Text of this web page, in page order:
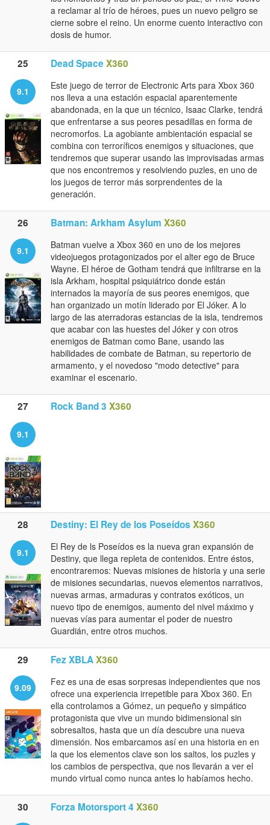
a reclamar al trío de héroes, pues un nuevo peligro se
cierne sobre el reino. Un enorme cuento interactivo con
dosis de humor.
25 Dead Space X360
9.1
Este juego de terror de Electronic Arts para Xbox 360
nos lleva a una estación espacial aparentemente
abandonada, en la que un técnico, Isaac Clarke, tendrá
que enfrentarse a sus peores pesadillas en forma de
necromorfos. La agobiante ambientación espacial se
combina con terroríficos enemigos y situaciones, que
tendremos que superar usando las improvisadas armas
que nos encontremos y resolviendo puzles, en uno de
los juegos de terror más sorprendentes de la
generación.
26 Batman: Arkham Asylum X360
9.1
Batman vuelve a Xbox 360 en uno de los mejores
videojuegos protagonizados por el alter ego de Bruce
Wayne. El héroe de Gotham tendrá que infiltrarse en la
isla Arkham, hospital psiquiátrico donde están
internados la mayoría de sus peores enemigos, que
han organizado un motín liderado por El Jóker. A lo
largo de las aterradoras estancias de la isla, tendremos
que acabar con las huestes del Jóker y con otros
enemigos de Batman como Bane, usando las
habilidades de combate de Batman, su repertorio de
armamento, y el novedoso "modo detective" para
examinar el escenario.
27 Rock Band 3 X360
9.1
28 Destiny: El Rey de los Poseídos X360
9.1
El Rey de ls Poseídos es la nueva gran expansión de
Destiny, que llega repleta de contenidos. Entre éstos,
encontraremos: Nuevas misiones de historia y una serie
de misiones secundarias, nuevos elementos narrativos,
nuevas armas, armaduras y contratos exóticos, un
nuevo tipo de enemigos, aumento del nivel máximo y
nuevas vías para aumentar el poder de nuestro
Guardián, entre otros muchos.
29 Fez XBLAX360
9.09
Fez es una de esas sorpresas independientes que nos
ofrece una experiencia irrepetible para Xbox 360. En
ella controlamos a Gómez, un pequeño y simpático
protagonista que vive un mundo bidimensional sin
sobresaltos, hasta que un día descubre una nueva
dimensión. Nos embarcamos así en una historia en en
la que los elementos clave son los saltos, los puzles y
los cambios de perspectiva, que nos llevarán a ver el
mundo virtual como nunca antes lo habíamos hecho.
30 Forza Motorsport 4 X360